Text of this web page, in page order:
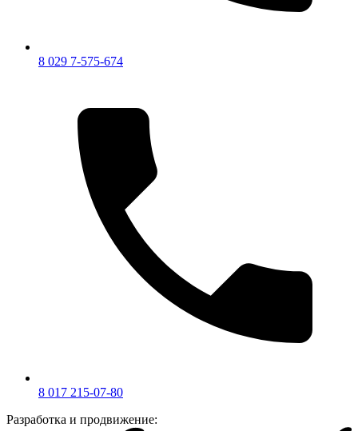
8 029 7-575-674
8 017 215-07-80
Разработка и продвижение: